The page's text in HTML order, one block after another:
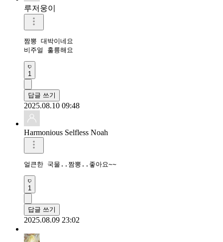
루저웅이
짬뽕 대박이네요
비주얼 훌륭해요
1
답글 쓰기
2025.08.10 09:48
Harmonious Selfless Noah
얼큰한 국물..짬뽕..좋아요~~
1
답글 쓰기
2025.08.09 23:02